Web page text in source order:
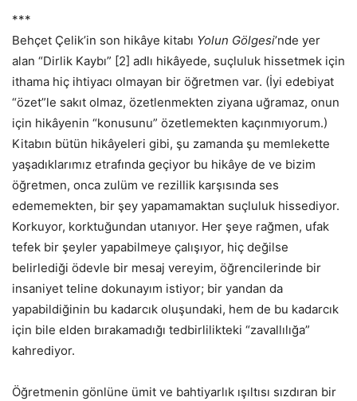
***
Behçet Çelik’in son hikâye kitabı Yolun Gölgesi’nde yer
alan “Dirlik Kaybı” [2] adlı hikâyede, suçluluk hissetmek için
ithama hiç ihtiyacı olmayan bir öğretmen var. (İyi edebiyat
“özet”le sakıt olmaz, özetlenmekten ziyana uğramaz, onun
için hikâyenin “konusunu” özetlemekten kaçınmıyorum.)
Kitabın bütün hikâyeleri gibi, şu zamanda şu memlekette
yaşadıklarımız etrafında geçiyor bu hikâye de ve bizim
öğretmen, onca zulüm ve rezillik karşısında ses
edememekten, bir şey yapamamaktan suçluluk hissediyor.
Korkuyor, korktuğundan utanıyor. Her şeye rağmen, ufak
tefek bir şeyler yapabilmeye çalışıyor, hiç değilse
belirlediği ödevle bir mesaj vereyim, öğrencilerinde bir
insaniyet teline dokunayım istiyor; bir yandan da
yapabildiğinin bu kadarcık oluşundaki, hem de bu kadarcık
için bile elden bırakamadığı tedbirlilikteki “zavallılığa”
kahrediyor.
Öğretmenin gönlüne ümit ve bahtiyarlık ışıltısı sızdıran bir